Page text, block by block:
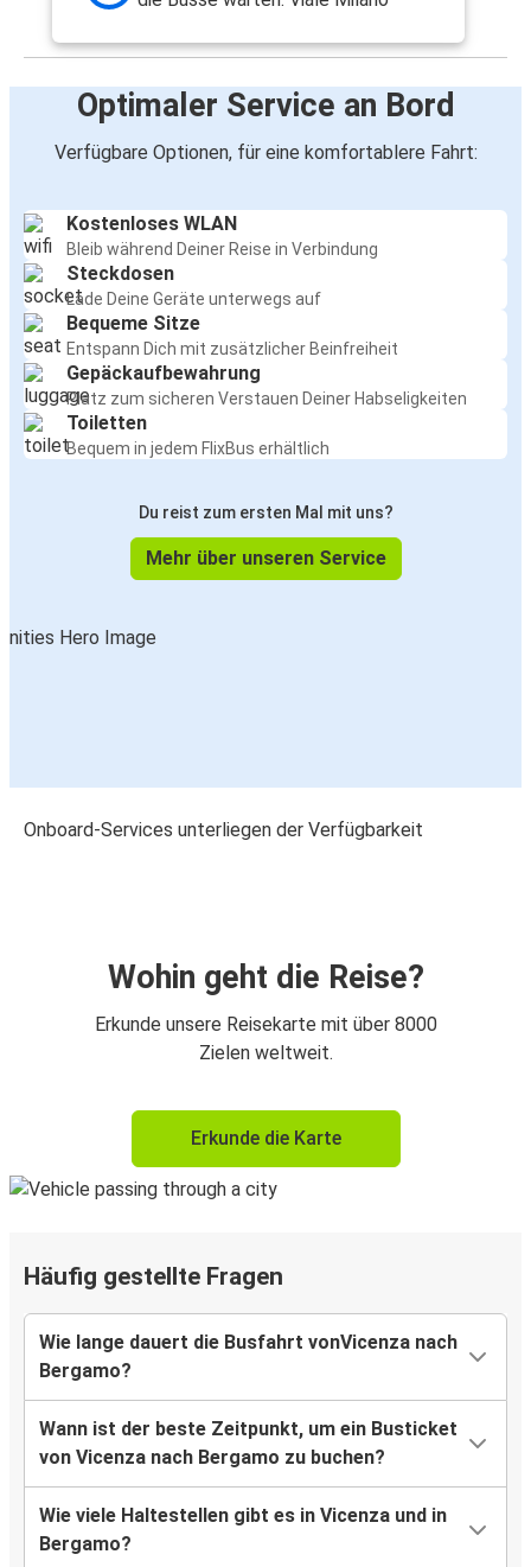
Optimaler Service an Bord
Verfügbare Optionen, für eine komfortablere Fahrt:
Kostenloses WLAN
Bleib während Deiner Reise in Verbindung
Steckdosen
Lade Deine Geräte unterwegs auf
Bequeme Sitze
Entspann Dich mit zusätzlicher Beinfreiheit
Gepäckaufbewahrung
Platz zum sicheren Verstauen Deiner Habseligkeiten
Toiletten
Bequem in jedem FlixBus erhältlich
Du reist zum ersten Mal mit uns?
Mehr über unseren Service
Onboard-Services unterliegen der Verfügbarkeit
Wohin geht die Reise?
Erkunde unsere Reisekarte mit über 8000
Zielen weltweit.
Erkunde die Karte
Häufig gestellte Fragen
Wie lange dauert die Busfahrt vonVicenza nach
Bergamo?
Wann ist der beste Zeitpunkt, um ein Busticket
von Vicenza nach Bergamo zu buchen?
Wie viele Haltestellen gibt es in Vicenza und in
Bergamo?